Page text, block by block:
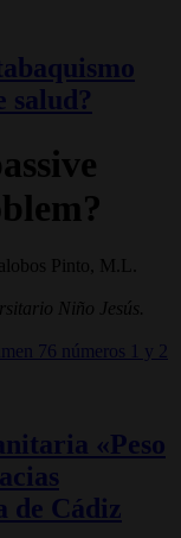
salud?
Pinto, M.L.
Niño Jesús.
76 números 1 y 2
«Peso
de Cádiz